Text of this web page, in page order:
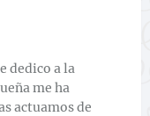
dedico a la
me ha
actuamos de